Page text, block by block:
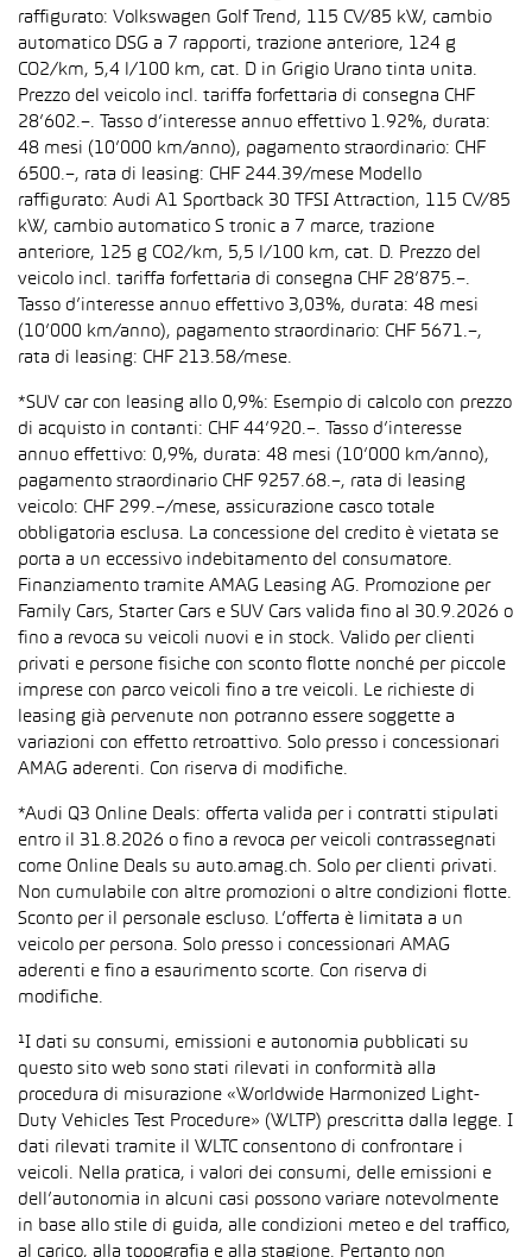
raffigurato: Volkswagen Golf Trend, 115 CV/85 kW, cambio
automatico DSG a 7 rapporti, trazione anteriore, 124 g
CO2/km, 5,4 l/100 km, cat. D in Grigio Urano tinta unita.
Prezzo del veicolo incl. tariffa forfettaria di consegna CHF
28’602.–. Tasso d’interesse annuo effettivo 1.92%, durata:
48 mesi (10’000 km/anno), pagamento straordinario: CHF
6500.–, rata di leasing: CHF 244.39/mese Modello
raffigurato: Audi A1 Sportback 30 TFSI Attraction, 115 CV/85
kW, cambio automatico S tronic a 7 marce, trazione
anteriore, 125 g CO2/km, 5,5 l/100 km, cat. D. Prezzo del
veicolo incl. tariffa forfettaria di consegna CHF 28’875.–.
Tasso d’interesse annuo effettivo 3,03%, durata: 48 mesi
(10’000 km/anno), pagamento straordinario: CHF 5671.–,
rata di leasing: CHF 213.58/mese.
*SUV car con leasing allo 0,9%: Esempio di calcolo con prezzo
di acquisto in contanti: CHF 44’920.–. Tasso d’interesse
annuo effettivo: 0,9%, durata: 48 mesi (10’000 km/anno),
pagamento straordinario CHF 9257.68.–, rata di leasing
veicolo: CHF 299.–/mese, assicurazione casco totale
obbligatoria esclusa. La concessione del credito è vietata se
porta a un eccessivo indebitamento del consumatore.
Finanziamento tramite AMAG Leasing AG. Promozione per
Family Cars, Starter Cars e SUV Cars valida fino al 30.9.2026 o
fino a revoca su veicoli nuovi e in stock. Valido per clienti
privati e persone fisiche con sconto flotte nonché per piccole
imprese con parco veicoli fino a tre veicoli. Le richieste di
leasing già pervenute non potranno essere soggette a
variazioni con effetto retroattivo. Solo presso i concessionari
AMAG aderenti. Con riserva di modifiche.
*Audi Q3 Online Deals: offerta valida per i contratti stipulati
entro il 31.8.2026 o fino a revoca per veicoli contrassegnati
come Online Deals su auto.amag.ch. Solo per clienti privati.
Non cumulabile con altre promozioni o altre condizioni flotte.
Sconto per il personale escluso. L’offerta è limitata a un
veicolo per persona. Solo presso i concessionari AMAG
aderenti e fino a esaurimento scorte. Con riserva di
modifiche.
¹I dati su consumi, emissioni e autonomia pubblicati su
questo sito web sono stati rilevati in conformità alla
procedura di misurazione «Worldwide Harmonized Light-
Duty Vehicles Test Procedure» (WLTP) prescritta dalla legge. I
dati rilevati tramite il WLTC consentono di confrontare i
veicoli. Nella pratica, i valori dei consumi, delle emissioni e
dell’autonomia in alcuni casi possono variare notevolmente
in base allo stile di guida, alle condizioni meteo e del traffico,
al carico, alla topografia e alla stagione. Pertanto non